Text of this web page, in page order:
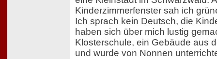
Kinderzimmerfenster sah ich
Ich sprach kein Deutsch, die
haben sich über mich lustig
Klosterschule, ein Gebäude aus
und wurde von Nonnen